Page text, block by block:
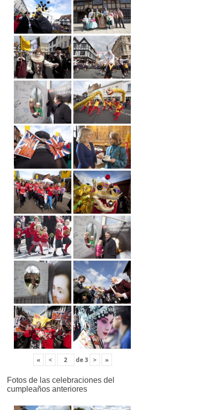
« < de3 > »
Fotos de las celebraciones del
cumpleaños anteriores